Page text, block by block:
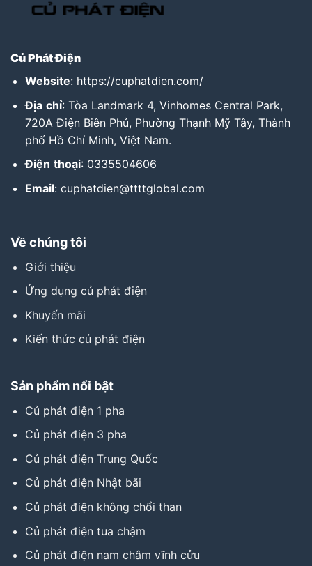
Củ Phát Điện
Website: https://cuphatdien.com/
Địa chỉ: Tòa Landmark 4, Vinhomes Central Park,
720A Điện Biên Phủ, Phường Thạnh Mỹ Tây, Thành
phố Hồ Chí Minh, Việt Nam.
Điện thoại: 0335504606
Email: cuphatdien@ttttglobal.com
Về chúng tôi
Giới thiệu
Ứng dụng củ phát điện
Khuyến mãi
Kiến thức củ phát điện
Sản phẩm nổi bật
Củ phát điện 1 pha
Củ phát điện 3 pha
Củ phát điện Trung Quốc
Củ phát điện Nhật bãi
Củ phát điện không chổi than
Củ phát điện tua chậm
Củ phát điện nam châm vĩnh cửu